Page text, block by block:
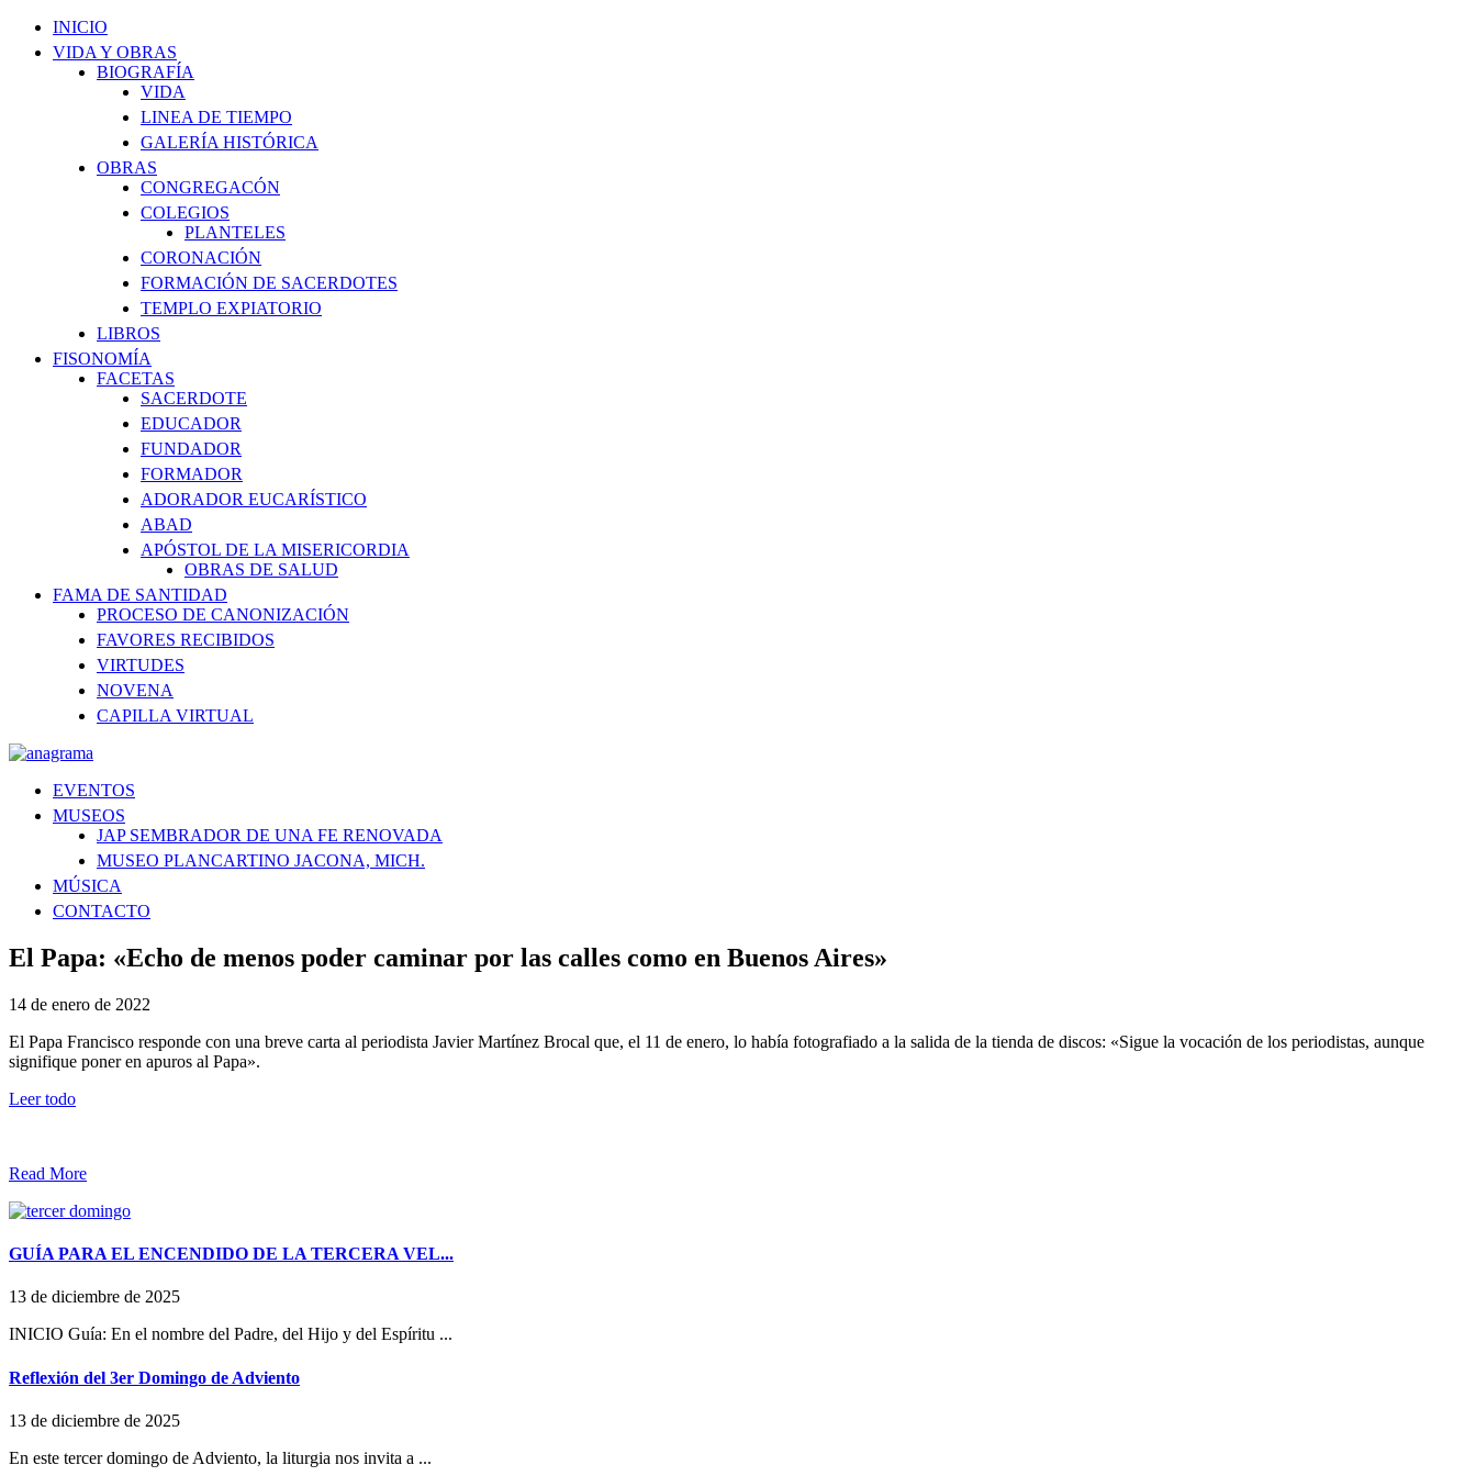
INICIO
VIDA Y OBRAS
BIOGRAFÍA
VIDA
LINEA DE TIEMPO
GALERÍA HISTÓRICA
OBRAS
CONGREGACÓN
COLEGIOS
PLANTELES
CORONACIÓN
FORMACIÓN DE SACERDOTES
TEMPLO EXPIATORIO
LIBROS
FISONOMÍA
FACETAS
SACERDOTE
EDUCADOR
FUNDADOR
FORMADOR
ADORADOR EUCARÍSTICO
ABAD
APÓSTOL DE LA MISERICORDIA
OBRAS DE SALUD
FAMA DE SANTIDAD
PROCESO DE CANONIZACIÓN
FAVORES RECIBIDOS
VIRTUDES
NOVENA
CAPILLA VIRTUAL
EVENTOS
MUSEOS
JAP SEMBRADOR DE UNA FE RENOVADA
MUSEO PLANCARTINO JACONA, MICH.
MÚSICA
CONTACTO
El Papa: «Echo de menos poder caminar por las calles como en Buenos Aires»
14 de enero de 2022
El Papa Francisco responde con una breve carta al periodista Javier Martínez Brocal que, el 11 de enero, lo había fotografiado a la salida de la tienda de discos: «Sigue la vocación de los periodistas, aunque
signifique poner en apuros al Papa».
Leer todo
Read More
GUÍA PARA EL ENCENDIDO DE LA TERCERA VEL...
13 de diciembre de 2025
INICIO Guía: En el nombre del Padre, del Hijo y del Espíritu ...
Reflexión del 3er Domingo de Adviento
13 de diciembre de 2025
En este tercer domingo de Adviento, la liturgia nos invita a ...